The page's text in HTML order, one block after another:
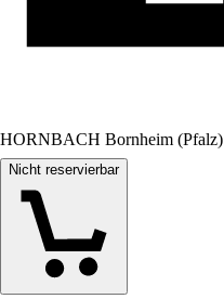
HORNBACH Bornheim (Pfalz)
Nicht reservierbar